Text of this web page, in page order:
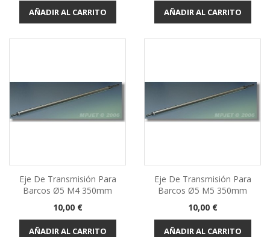
AÑADIR AL CARRITO AÑADIR AL CARRITO
Eje De Transmisión Para
Barcos Ø5 M4 350mm
Precio
10,00 €
AÑADIR AL CARRITO
Eje De Transmisión Para
Barcos Ø5 M5 350mm
Precio
10,00 €
AÑADIR AL CARRITO